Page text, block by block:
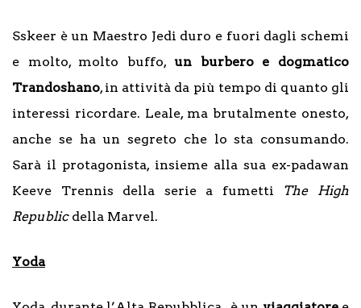
Sskeer è un Maestro Jedi duro e fuori dagli schemi
e molto, molto buffo, un burbero e dogmatico
Trandoshano, in attività da più tempo di quanto gli
interessi ricordare. Leale, ma brutalmente onesto,
anche se ha un segreto che lo sta consumando.
Sarà il protagonista, insieme alla sua ex-padawan
Keeve Trennis della serie a fumetti The High
Republicdella Marvel.
Yoda